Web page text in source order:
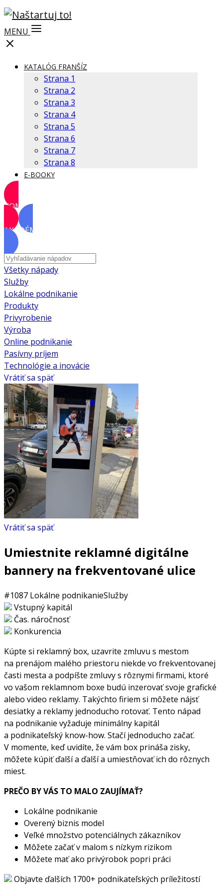
MENU
KATALÓG FRANŠÍZ
Strana 1
Strana 2
Strana 3
Strana 4
Strana 5
Strana 6
Strana 7
Strana 8
E-BOOKY
KOMUNITA
AKADÉMIA
Všetky nápady
Služby
Lokálne podnikanie
Produkty
Privyrobenie
Výroba
Online podnikanie
Pasívny príjem
Technológie a inovácie
Vrátiť sa späť
Vrátiť sa späť
Umiestnite reklamné digitálne
bannery na frekventované ulice
#1087 Lokálne podnikanieSlužby
Vstupný kapitál
Čas. náročnosť
Konkurencia
Kúpte si reklamný box, uzavrite zmluvu s mestom
na prenájom malého priestoru niekde vo frekventovanej
časti mesta a podpíšte zmluvy s rôznymi firmami, ktoré
vo vašom reklamnom boxe budú inzerovať svoje grafické
alebo video reklamy. Takýchto firiem si môžete nájsť
desiatky a reklamy jednoducho rotovať. Tento nápad
na podnikanie vyžaduje minimálny kapitál
a podnikateľský know-how. Stačí jednoducho začať.
V momente, keď uvidíte, že vám box prináša zisky,
môžete kúpiť ďalší a ďalší a umiestňovať ich do rôznych
miest.
PREČO BY VÁS TO MALO ZAUJÍMAŤ?
Lokálne podnikanie
Overený biznis model
Veľké množstvo potenciálnych zákazníkov
Môžete začať v malom s nízkym rizikom
Môžete mať ako privýrobok popri práci
Objavte ďalších 1700+ podnikateľských príležitostí